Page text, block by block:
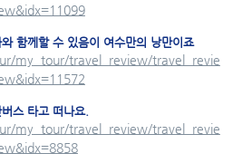
함께할 수 있음이 여수만의 낭만이죠
my_tour/travel_review/travel_revie
스 타고 떠나요.
my_tour/travel_review/travel_revie